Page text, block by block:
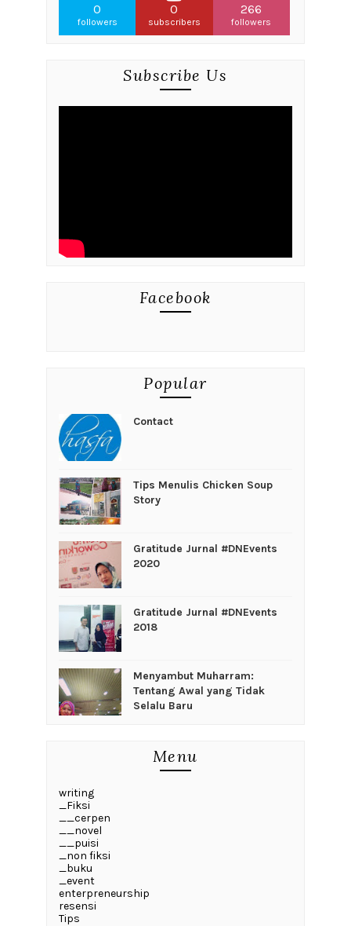
0
followers
0
subscribers
266
followers
Subscribe Us
Facebook
Popular
Contact
Tips Menulis Chicken Soup
Story
Gratitude Jurnal #DNEvents
2020
Gratitude Jurnal #DNEvents
2018
Menyambut Muharram:
Tentang Awal yang Tidak
Selalu Baru
Menu
writing
_Fiksi
__cerpen
__novel
__puisi
_non fiksi
_buku
_event
enterpreneurship
resensi
Tips